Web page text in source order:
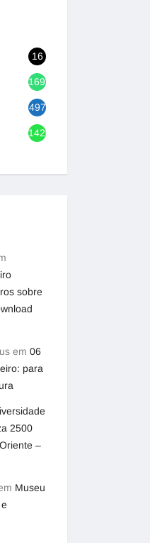
16
1692
497
1420
sobre
em 06
para
2500
–
Museu